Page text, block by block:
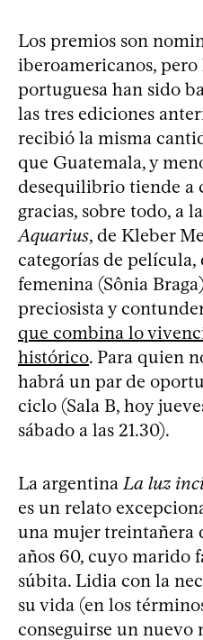
Los premios son
iberoamericanos, pero
portuguesa han sido
las tres ediciones
recibió la misma
que Guatemala, y
desequilibrio tiende a
gracias, sobre todo, a
Aquarius, de Kleber
categorías de
femenina (Sônia
preciosista y
que combina lo
histórico. Para quien
habrá un par de
ciclo (Sala B, hoy
sábado a las 21.30).
La argentinaLa luz
es un relato
una mujer treintañera
años 60, cuyo marido
súbita. Lidia con la
su vida (en los
conseguirse un nuevo